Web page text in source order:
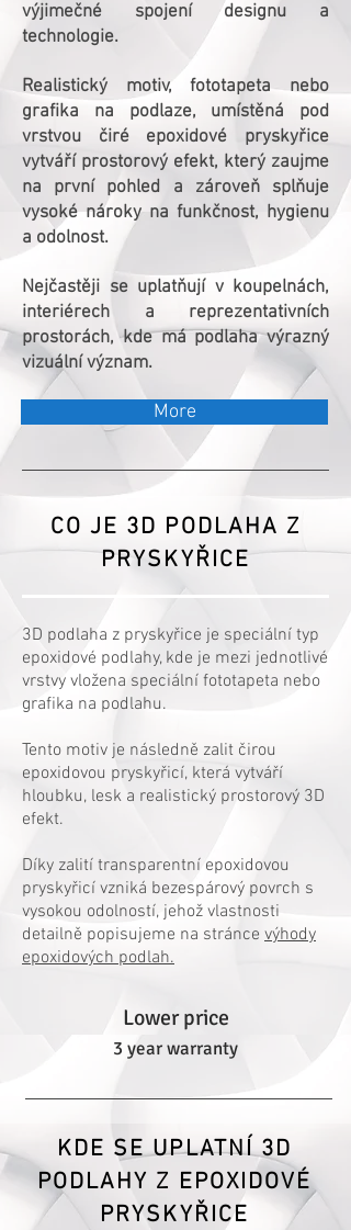
výjimečné spojení designu a
technologie.
Realistický motiv, fototapeta nebo
grafika na podlaze, umístěná pod
vrstvou čiré epoxidové pryskyřice
vytváří prostorový efekt, který zaujme
na první pohled a zároveň splňuje
vysoké nároky na funkčnost, hygienu
a odolnost.
Nejčastěji se uplatňují v koupelnách,
interiérech a reprezentativních
prostorách, kde má podlaha výrazný
vizuální význam.
More
CO JE 3D PODLAHA Z
PRYSKYŘICE
3D podlaha z pryskyřice je speciální typ
epoxidové podlahy, kde je mezi jednotlivé
vrstvy vložena speciální fototapeta nebo
grafika na podlahu.
Tento motiv je následně zalit čirou
epoxidovou pryskyřicí, která vytváří
hloubku, lesk a realistický prostorový 3D
efekt.
Díky zalití transparentní epoxidovou
pryskyřicí vzniká bezespárový povrch s
vysokou odolností, jehož vlastnosti
detailně popisujeme na stránce výhody
epoxidových podlah.
Lower price
3 year warranty
KDE SE UPLATNÍ 3D
PODLAHY Z EPOXIDOVÉ
PRYSKYŘICE